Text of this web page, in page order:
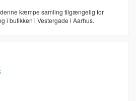
kæmpe samling tilgængelig for
i butikken i Vestergade i Aarhus.